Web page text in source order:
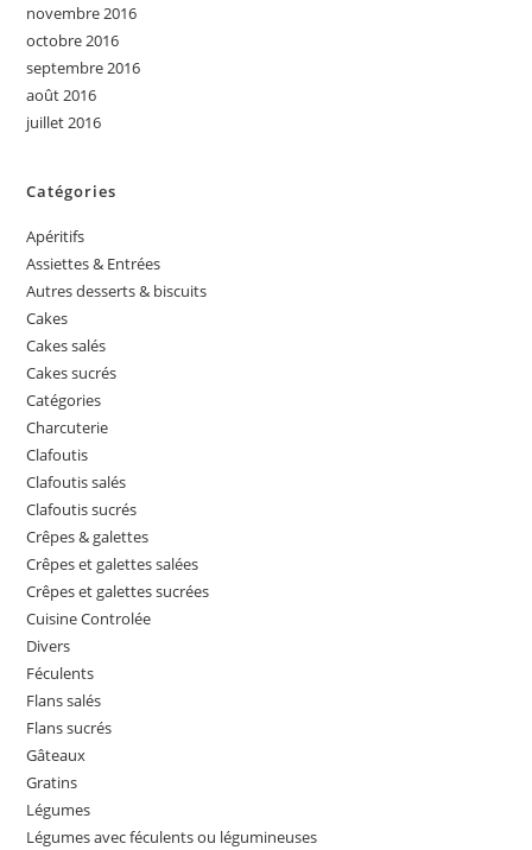
novembre 2016
octobre 2016
septembre 2016
août 2016
juillet 2016
Catégories
Apéritifs
Assiettes & Entrées
Autres desserts & biscuits
Cakes
Cakes salés
Cakes sucrés
Catégories
Charcuterie
Clafoutis
Clafoutis salés
Clafoutis sucrés
Crêpes & galettes
Crêpes et galettes salées
Crêpes et galettes sucrées
Cuisine Controlée
Divers
Féculents
Flans salés
Flans sucrés
Gâteaux
Gratins
Légumes
Légumes avec féculents ou légumineuses